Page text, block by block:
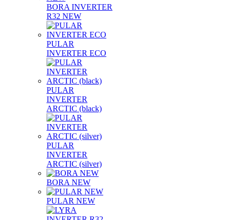
BORA INVERTER
R32 NEW
PULAR
INVERTER ECO
PULAR
INVERTER
ARCTIC (black)
PULAR
INVERTER
ARCTIC (silver)
BORA NEW
PULAR NEW